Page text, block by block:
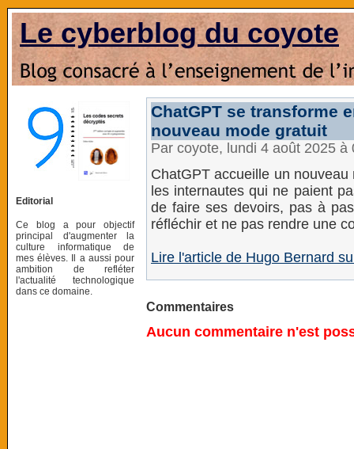
Le cyberblog du coyote
Editorial
Ce blog a pour objectif
principal d'augmenter la
culture informatique de
mes élèves. Il a aussi pour
ambition de refléter
l'actualité technologique
dans ce domaine.
ChatGPT se transforme
nouveau mode gratuit
Par coyote, lundi 4 août 2025
ChatGPT accueille un
les internautes qui ne paient
de faire ses devoirs, pas à
réfléchir et ne pas rendre une
Lire l'article de Hugo Bernard
Commentaires
Aucun commentaire n'est